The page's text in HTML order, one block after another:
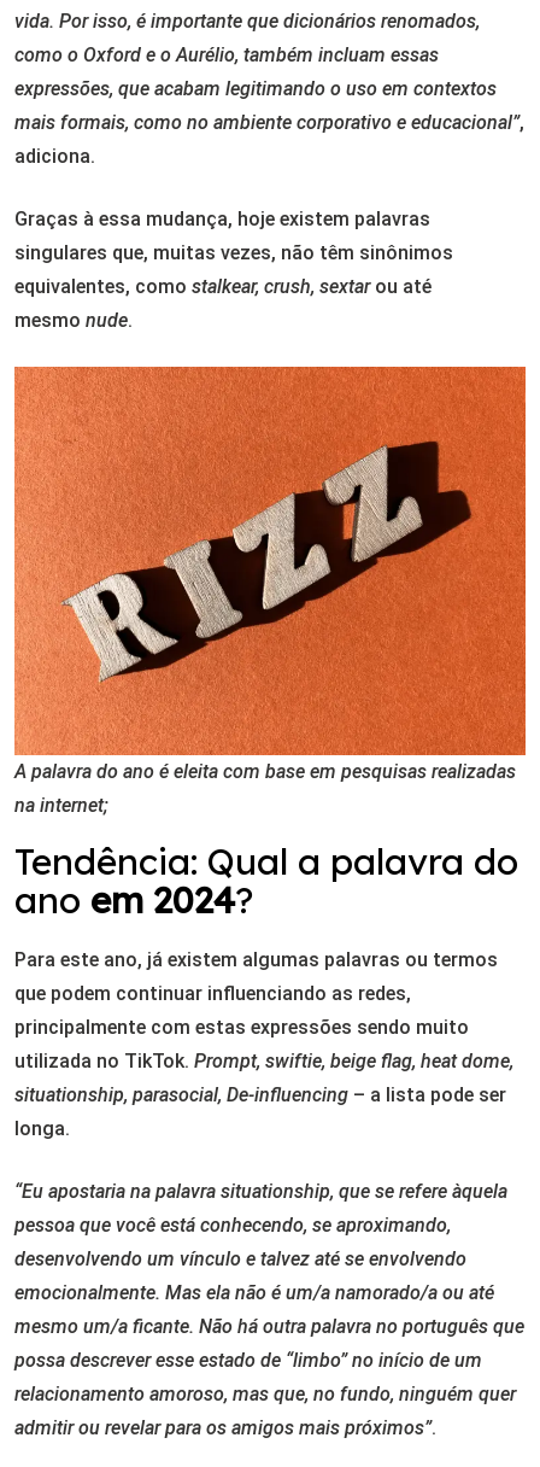
vida. Por isso, é importante que dicionários renomados,
como o Oxford e o Aurélio, também incluam essas
expressões, que acabam legitimando o uso em contextos
mais formais, como no ambiente corporativo e educacional”,
adiciona.
Graças à essa mudança, hoje existem palavras
singulares que, muitas vezes, não têm sinônimos
equivalentes, como stalkear, crush, sextar ou até
mesmo nude.
A palavra do ano é eleita com base em pesquisas realizadas
na internet;
Tendência: Qual a palavra do
ano em 2024?
Para este ano, já existem algumas palavras ou termos
que podem continuar influenciando as redes,
principalmente com estas expressões sendo muito
utilizada no TikTok. Prompt, swiftie, beige flag, heat dome,
situationship, parasocial, De-influencing – a lista pode ser
longa.
“Eu apostaria na palavra situationship, que se refere àquela
pessoa que você está conhecendo, se aproximando,
desenvolvendo um vínculo e talvez até se envolvendo
emocionalmente. Mas ela não é um/a namorado/a ou até
mesmo um/a ficante. Não há outra palavra no português que
possa descrever esse estado de “limbo” no início de um
relacionamento amoroso, mas que, no fundo, ninguém quer
admitir ou revelar para os amigos mais próximos”.